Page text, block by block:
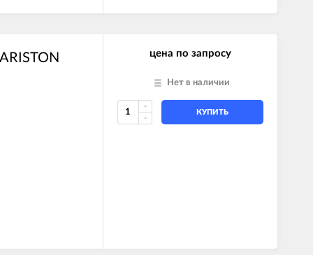
цена по запросу
Нет в наличии
КУПИТЬ